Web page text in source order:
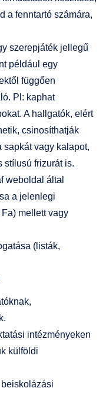
a fenntartó számára,
szerepjáték jellegű
például egy
függően
Pl: kaphat
A hallgatók, elért
csinosíthatják
sapkát vagy kalapot,
stílusú frizurát is.
weboldal által
a jelenlegi
mellett vagy
(listák,
intézményeken
külföldi